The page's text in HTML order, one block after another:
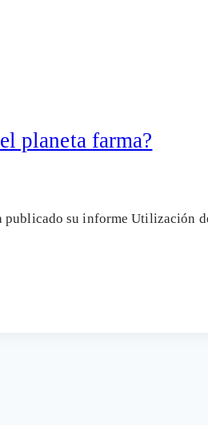
planeta farma?
su informe Utilización